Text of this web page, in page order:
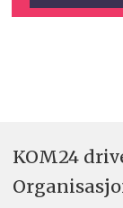
KOM24